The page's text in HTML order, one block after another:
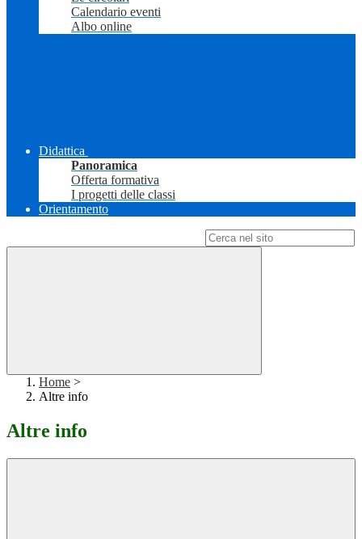
Calendario eventi
Albo online
Didattica
Panoramica
Offerta formativa
I progetti delle classi
Orientamento
Home >
Altre info
Altre info